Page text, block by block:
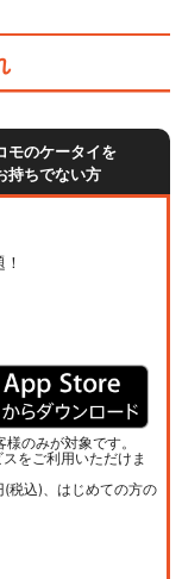
モのケータイを
持ちでない方
のみが対象です。
をご利用いただけま
税込)、はじめての方の